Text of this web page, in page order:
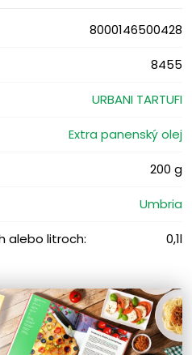
8000146500428
8455
URBANI TARTUFI
Extra panenský olej
200 g
Umbria
alebo litroch: 0,1l